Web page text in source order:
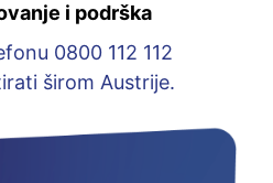
i podrška
0800 112 112
širom Austrije.